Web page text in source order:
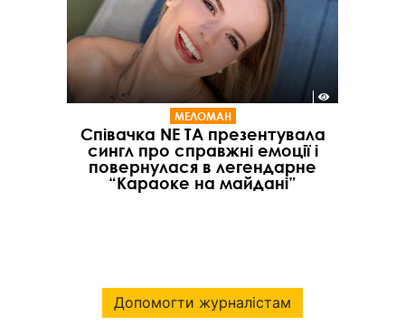
МЕЛОМАН
Співачка NE TA презентувала
сингл про справжні емоції і
повернулася в легендарне
“Караоке на майдані”
Допомогти журналістам